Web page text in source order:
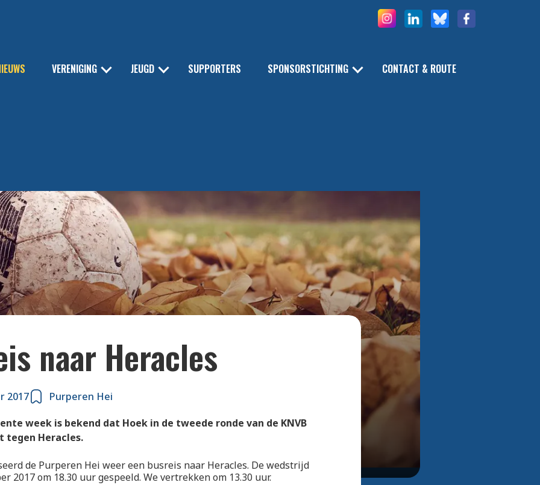
VERENIGING JEUGD SUPPORTERS SPONSORSTICHTING CONTACT & ROUTE
Bekijk alle foto's
naar Heracles
2017
Purperen Hei
week is bekend dat Hoek in de tweede ronde van de KNVB
tegen Heracles.
de Purperen Hei weer een busreis naar Heracles. De wedstrijd
2017 om 18.30 uur gespeeld. We vertrekken om 13.30 uur.